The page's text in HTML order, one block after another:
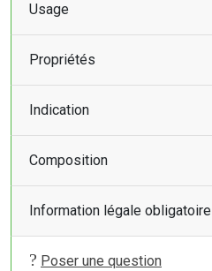
Usage
Propriétés
Indication
Composition
Information légale obligatoire
Poser une question